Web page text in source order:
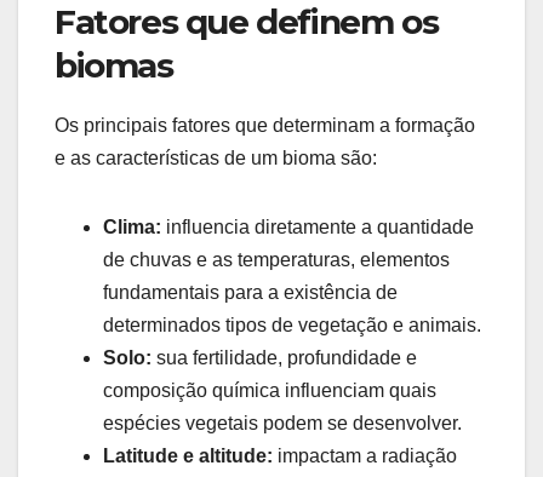
Fatores que definem os
biomas
Os principais fatores que determinam a formação
e as características de um bioma são:
Clima: influencia diretamente a quantidade
de chuvas e as temperaturas, elementos
fundamentais para a existência de
determinados tipos de vegetação e animais.
Solo: sua fertilidade, profundidade e
composição química influenciam quais
espécies vegetais podem se desenvolver.
Latitude e altitude: impactam a radiação